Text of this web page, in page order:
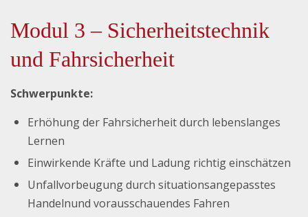
Modul 3 – Sicherheitstechnik
und Fahrsicherheit
Schwerpunkte:
Erhöhung der Fahrsicherheit durch lebenslanges
Lernen
Einwirkende Kräfte und Ladung richtig einschätzen
Unfallvorbeugung durch situationsangepasstes
Handelnund vorausschauendes Fahren